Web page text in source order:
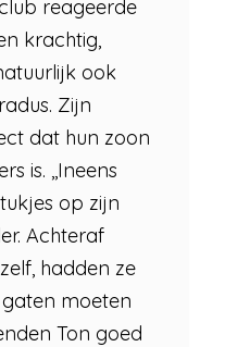
reageerde
krachtig,
ook
Zijn
dat hun zoon
is. ,,Ineens
op zijn
Achteraf
hadden ze
moeten
Ton goed